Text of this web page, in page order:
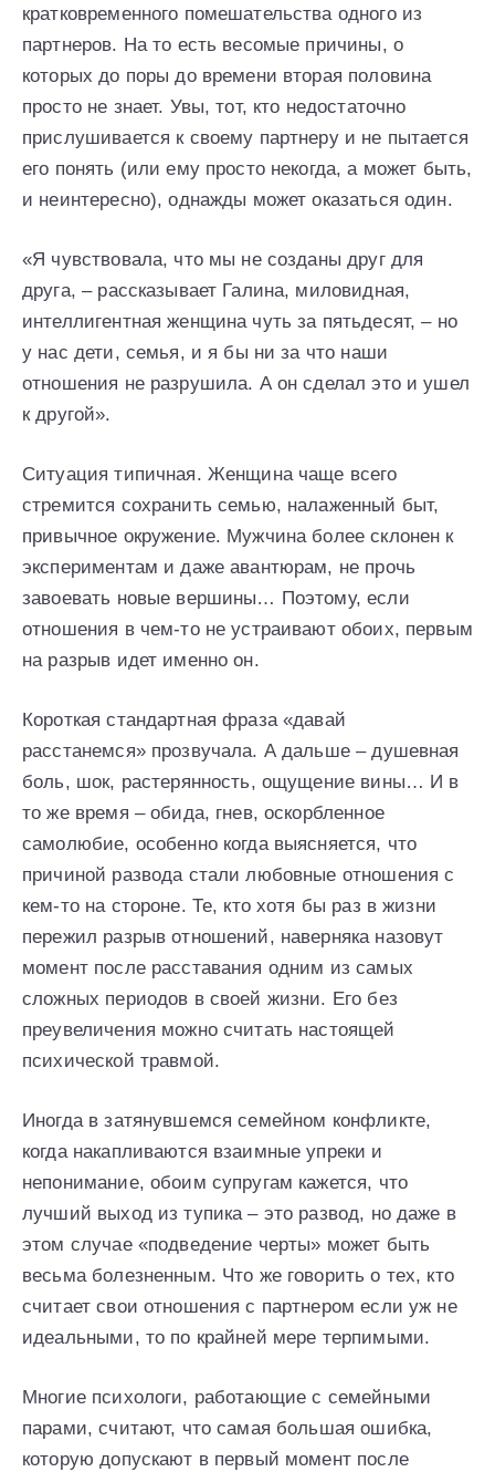
кратковременного помешательства одного из
партнеров. На то есть весомые причины, о
которых до поры до времени вторая половина
просто не знает. Увы, тот, кто недостаточно
прислушивается к своему партнеру и не пытается
его понять (или ему просто некогда, а может быть,
и неинтересно), однажды может оказаться один.
«Я чувствовала, что мы не созданы друг для
друга, – рассказывает Галина, миловидная,
интеллигентная женщина чуть за пятьдесят, – но
у нас дети, семья, и я бы ни за что наши
отношения не разрушила. А он сделал это и ушел
к другой».
Ситуация типичная. Женщина чаще всего
стремится сохранить семью, налаженный быт,
привычное окружение. Мужчина более склонен к
экспериментам и даже авантюрам, не прочь
завоевать новые вершины… Поэтому, если
отношения в чем-то не устраивают обоих, первым
на разрыв идет именно он.
Короткая стандартная фраза «давай
расстанемся» прозвучала. А дальше – душевная
боль, шок, растерянность, ощущение вины… И в
то же время – обида, гнев, оскорбленное
самолюбие, особенно когда выясняется, что
причиной развода стали любовные отношения с
кем-то на стороне. Те, кто хотя бы раз в жизни
пережил разрыв отношений, наверняка назовут
момент после расставания одним из самых
сложных периодов в своей жизни. Его без
преувеличения можно считать настоящей
психической травмой.
Иногда в затянувшемся семейном конфликте,
когда накапливаются взаимные упреки и
непонимание, обоим супругам кажется, что
лучший выход из тупика – это развод, но даже в
этом случае «подведение черты» может быть
весьма болезненным. Что же говорить о тех, кто
считает свои отношения с партнером если уж не
идеальными, то по крайней мере терпимыми.
Многие психологи, работающие с семейными
парами, считают, что самая большая ошибка,
которую допускают в первый момент после